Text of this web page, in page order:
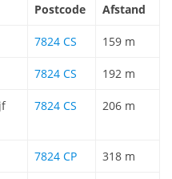
Postcode Afstand
7824 CS 159 m
7824 CS 192 m
7824 CS 206 m
7824 CP 318 m